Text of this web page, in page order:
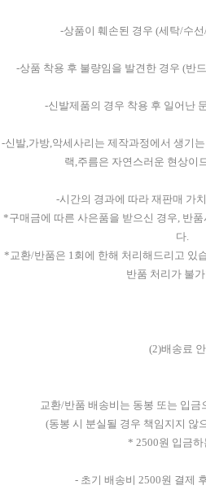
-상품이 훼손된 경우 (세탁/수
-상품 착용 후 불량임을 발견한 경우 (반
-신발제품의 경우 착용 후 일어난
-신발,가방,악세사리는 제작과정에서 생기
랙,주름은 자연스러운 현상이
-시간의 경과에 따라 재판매 가
*구매금에 따른 사은품을 받으신 경우, 반
다.
*교환/반품은 1회에 한해 처리해드리고 있
반품 처리가 불
(2)배송료
교환/반품 배송비는 동봉 또는 입
(동봉 시 분실될 경우 책임지지 않
* 2500원 입금하
- 초기 배송비 2500원 결제